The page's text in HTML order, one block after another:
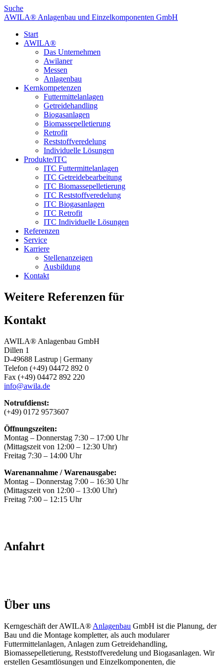
Suche
AWILA® Anlagenbau und Einzelkomponenten GmbH
Start
AWILA®
Das Unternehmen
Awilaner
Messen
Anlagenbau
Kernkompetenzen
Futtermittelanlagen
Getreidehandling
Biogasanlagen
Biomassepelletierung
Retrofit
Reststoffveredelung
Individuelle Lösungen
Produkte/ITC
ITC Futtermittelanlagen
ITC Getreidebearbeitung
ITC Biomassepelletierung
ITC Reststoffveredelung
ITC Biogasanlagen
ITC Retrofit
ITC Individuelle Lösungen
Referenzen
Service
Karriere
Stellenanzeigen
Ausbildung
Kontakt
Weitere Referenzen für
Kontakt
AWILA® Anlagenbau GmbH
Dillen 1
D-49688 Lastrup | Germany
Telefon (+49) 04472 892 0
Fax (+49) 04472 892 220
info@awila.de
Notrufdienst:
(+49) 0172 9573607
Öffnungszeiten:
Montag – Donnerstag 7:30 – 17:00 Uhr
(Mittagszeit von 12:00 – 12:30 Uhr)
Freitag 7:30 – 14:00 Uhr
Warenannahme / Warenausgabe:
Montag – Donnerstag 7:00 – 16:30 Uhr
(Mittagszeit von 12:00 – 13:00 Uhr)
Freitag 7:00 – 12:15 Uhr
Anfahrt
Über uns
Kerngeschäft der AWILA® Anlagenbau GmbH ist die Planung, der
Bau und die Montage kompletter, als auch modularer
Futtermittelanlagen, Anlagen zum Getreidehandling,
Biomassepelletierung, Reststoffveredelung und Biogasanlagen. Wir
erstellen Gesamtlösungen und Einzelkomponenten, die